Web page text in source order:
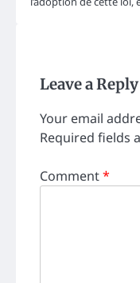
Leave a Reply
Your email
Required fields
Comment*